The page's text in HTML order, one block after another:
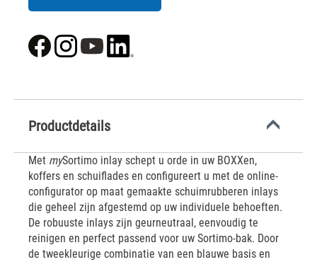
Productdetails
Met mySortimo inlay schept u orde in uw BOXXen,
koffers en schuiflades en configureert u met de online-
configurator op maat gemaakte schuimrubberen inlays
die geheel zijn afgestemd op uw individuele behoeften.
De robuuste inlays zijn geurneutraal, eenvoudig te
reinigen en perfect passend voor uw Sortimo-bak. Door
de tweekleurige combinatie van een blauwe basis en